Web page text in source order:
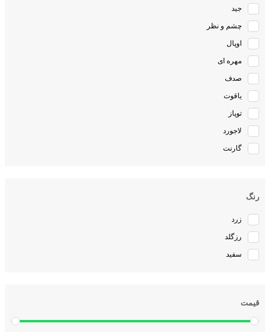
چشم و نظر
اوپال
مهره ای
صدف
یاقوت
توپاز
لاجورد
گارنت
رنگ
رزگلد
سفید
قیمت